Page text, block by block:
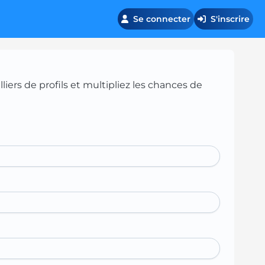
Se connecter S'inscrire
de profils et multipliez les chances de